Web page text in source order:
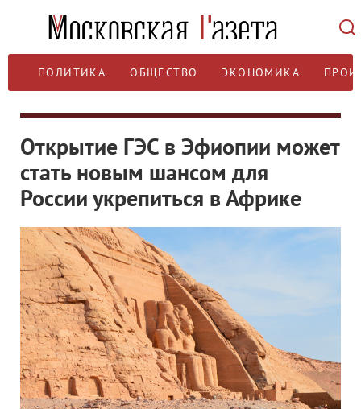
ПОЛИТИКА ОБЩЕСТВО ЭКОНОМИКА
Открытие ГЭС в Эфиопии может
стать новым шансом для
России укрепиться в Африке